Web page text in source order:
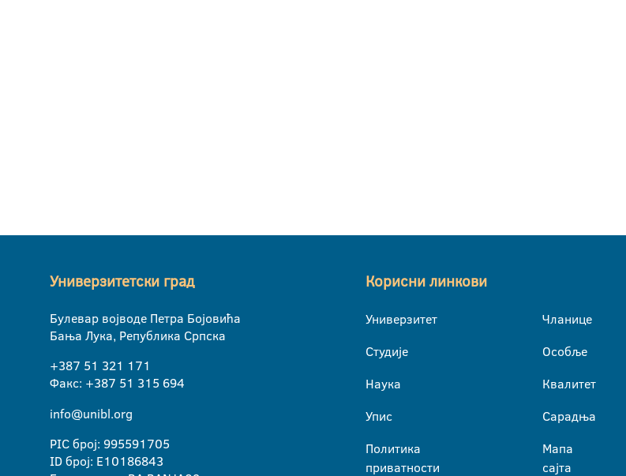
Универзитетски град
Булевар војводе Петра Бојовића
Бања Лука, Република Српска
+387 51 321 171
Факс: +387 51 315 694
info@unibl.org
PIC број: 995591705
ID број: E10186843
Корисни линкови
Универзитет
Студије
Наука
Упис
Политика
приватности
Чланице
Особље
Квалитет
Сарадња
Мапа
сајта